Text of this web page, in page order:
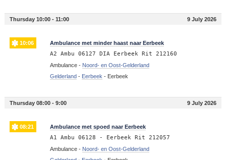
Thursday 10:00 - 11:00 9 July 2026
10:06 Ambulance met minder haast naar Eerbeek
A2 Ambu 06127 DIA Eerbeek Rit 212160
Ambulance - Noord- en Oost-Gelderland
Gelderland- Eerbeek - Eerbeek
Thursday 08:00 - 9:00 9 July 2026
08:21 Ambulance met spoed naar Eerbeek
A1 Ambu 06128 - Eerbeek Rit 212057
Ambulance - Noord- en Oost-Gelderland